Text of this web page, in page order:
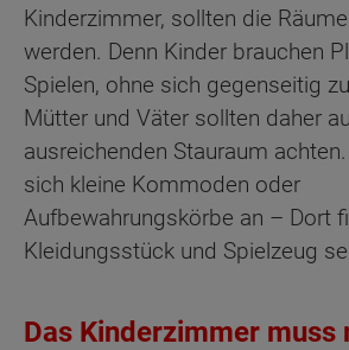
Kinderzimmer, sollten die
werden. Denn Kinder brauchen
Spielen, ohne sich gegenseitig
Mütter und Väter sollten daher
ausreichenden Stauraum
sich kleine Kommoden oder
Aufbewahrungskörbe an – Dort
Kleidungsstück und Spielzeug
Das Kinderzimmer muss